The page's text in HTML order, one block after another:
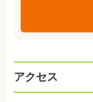
アクセス